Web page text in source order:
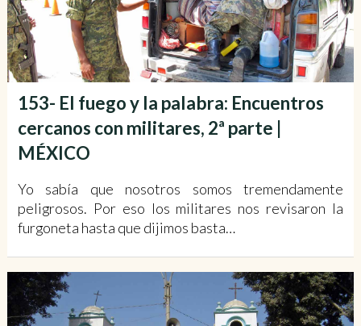
153- El fuego y la palabra: Encuentros
cercanos con militares, 2ª parte |
MÉXICO
Yo sabía que nosotros somos tremendamente
peligrosos. Por eso los militares nos revisaron la
furgoneta hasta que dijimos basta…